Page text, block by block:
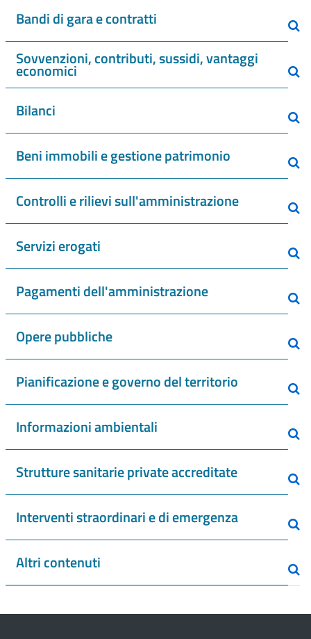
Bandi di gara e contratti
Sovvenzioni, contributi, sussidi, vantaggi
economici
Bilanci
Beni immobili e gestione patrimonio
Controlli e rilievi sull'amministrazione
Servizi erogati
Pagamenti dell'amministrazione
Opere pubbliche
Pianificazione e governo del territorio
Informazioni ambientali
Strutture sanitarie private accreditate
Interventi straordinari e di emergenza
Altri contenuti